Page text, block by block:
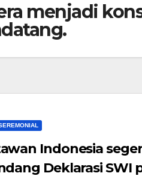
menjadi
Indonesia
Deklarasi SWI